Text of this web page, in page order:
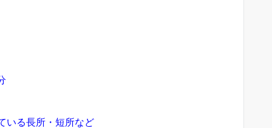
いる長所・ 短所など